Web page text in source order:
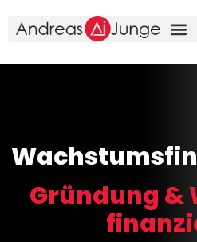
Gründung &